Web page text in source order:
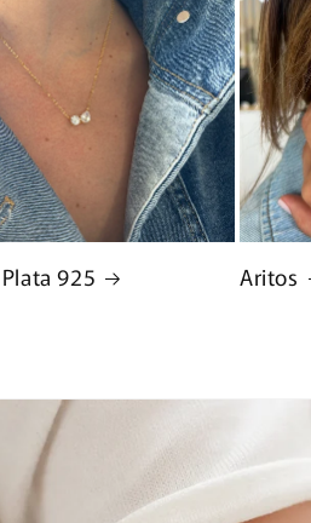
925 Aritos